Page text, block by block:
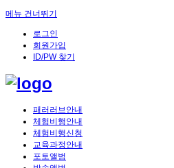
메뉴 건너뛰기
로그인
회원가입
ID/PW 찾기
패러러브안내
체험비행안내
체험비행신청
교육과정안내
포토앨범